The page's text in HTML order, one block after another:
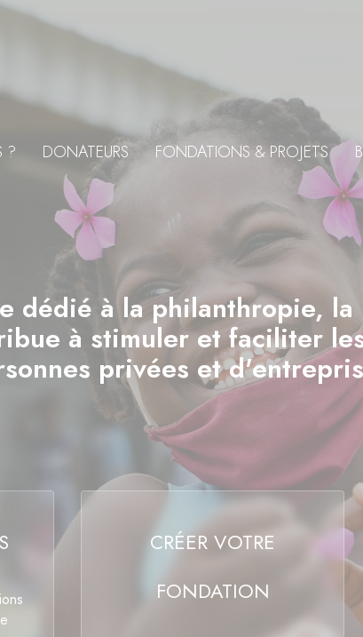
? DONATEURS FONDATIONS & PROJETS
dédié à la philanthropie, la
à stimuler et faciliter
privées et
CRÉER VOTRE
FONDATION